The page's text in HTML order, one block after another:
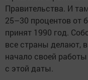
Правительства. И
25–30 процентов от
принят 1990 год.
все страны делают,
начало своей
с этой даты.